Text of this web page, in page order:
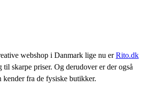
webshop i Danmark lige nu erRito.dk
til skarpe priser. Og derudover er der også
kender fra de fysiske butikker.